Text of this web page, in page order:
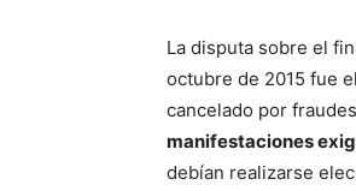
La disputa sobre el
octubre de 2015 fue
cancelado por
manifestaciones
debían realizarse